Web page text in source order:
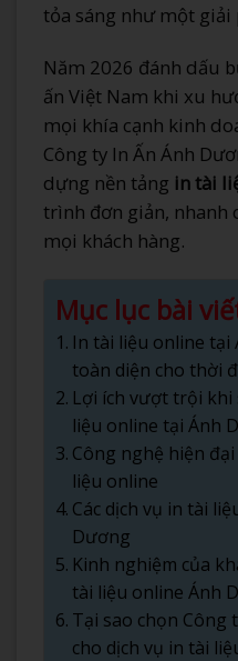
tỏa sáng như một giải
Năm 2026 đánh dấu
ấn Việt Nam khi xu
mọi khía cạnh kinh
Công ty In Ấn Ánh
dựng nền tảng in tài
trình đơn giản, nhanh
mọi khách hàng.
Mục lục bài
In tài liệu online tại
toàn diện cho thời
Lợi ích vượt trội khi
liệu online tại Ánh
Công nghệ hiện
liệu online
Các dịch vụ in tài
Dương
Kinh nghiệm của
tài liệu online Ánh
Tại sao chọn Công
cho dịch vụ in tài